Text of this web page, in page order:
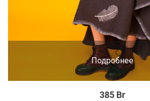
Подробнее
385 Br